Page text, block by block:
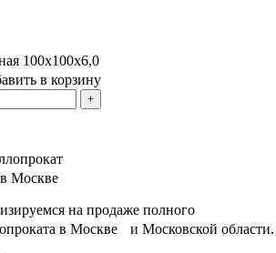
100х100х6,0
в корзину
+
на продаже полного
в Москве и Московской области.